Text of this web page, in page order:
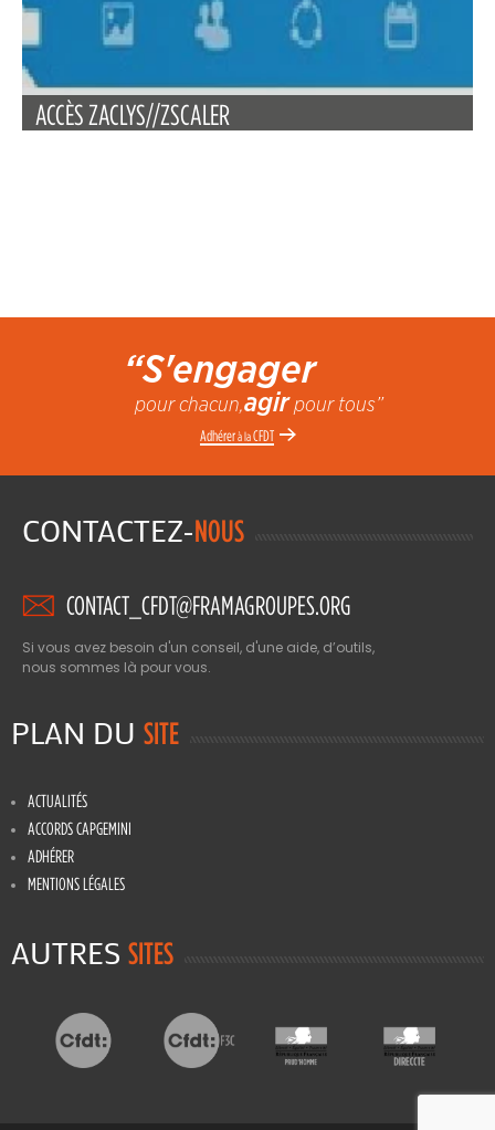
ACCÈS ZACLYS//ZSCALER
“S'engager
pour chacun,agirpour tous”
Adhérerà laCFDT
CONTACTEZ-NOUS
CONTACT_CFDT@FRAMAGROUPES.ORG
Si vous avez besoin d'un conseil, d'une aide, d’outils,
nous sommes là pour vous.
PLAN DU SITE
ACTUALITÉS
ACCORDS CAPGEMINI
ADHÉRER
MENTIONS LÉGALES
AUTRES SITES